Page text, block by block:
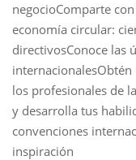
negocioComparte
economía circular:
directivosConoce las
los profesionales de
y desarrolla tus
convenciones
inspiración